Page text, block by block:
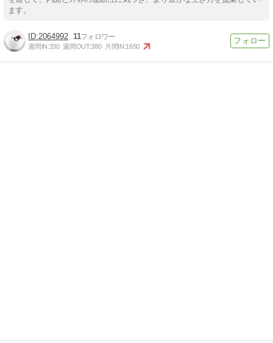
ます。
2064992 11
週間IN:330 週間OUT:380 月間IN:1650